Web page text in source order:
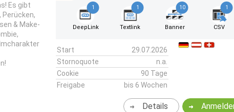
Es gibt
Perücken,
& Make-
1
DeepLink
1
Textlink
10
Banner
1
CSV
Start
29.07.2026
Stornoquote
n.a.
Cookie
90 Tage
Freigabe
bis 6 Wochen
Details